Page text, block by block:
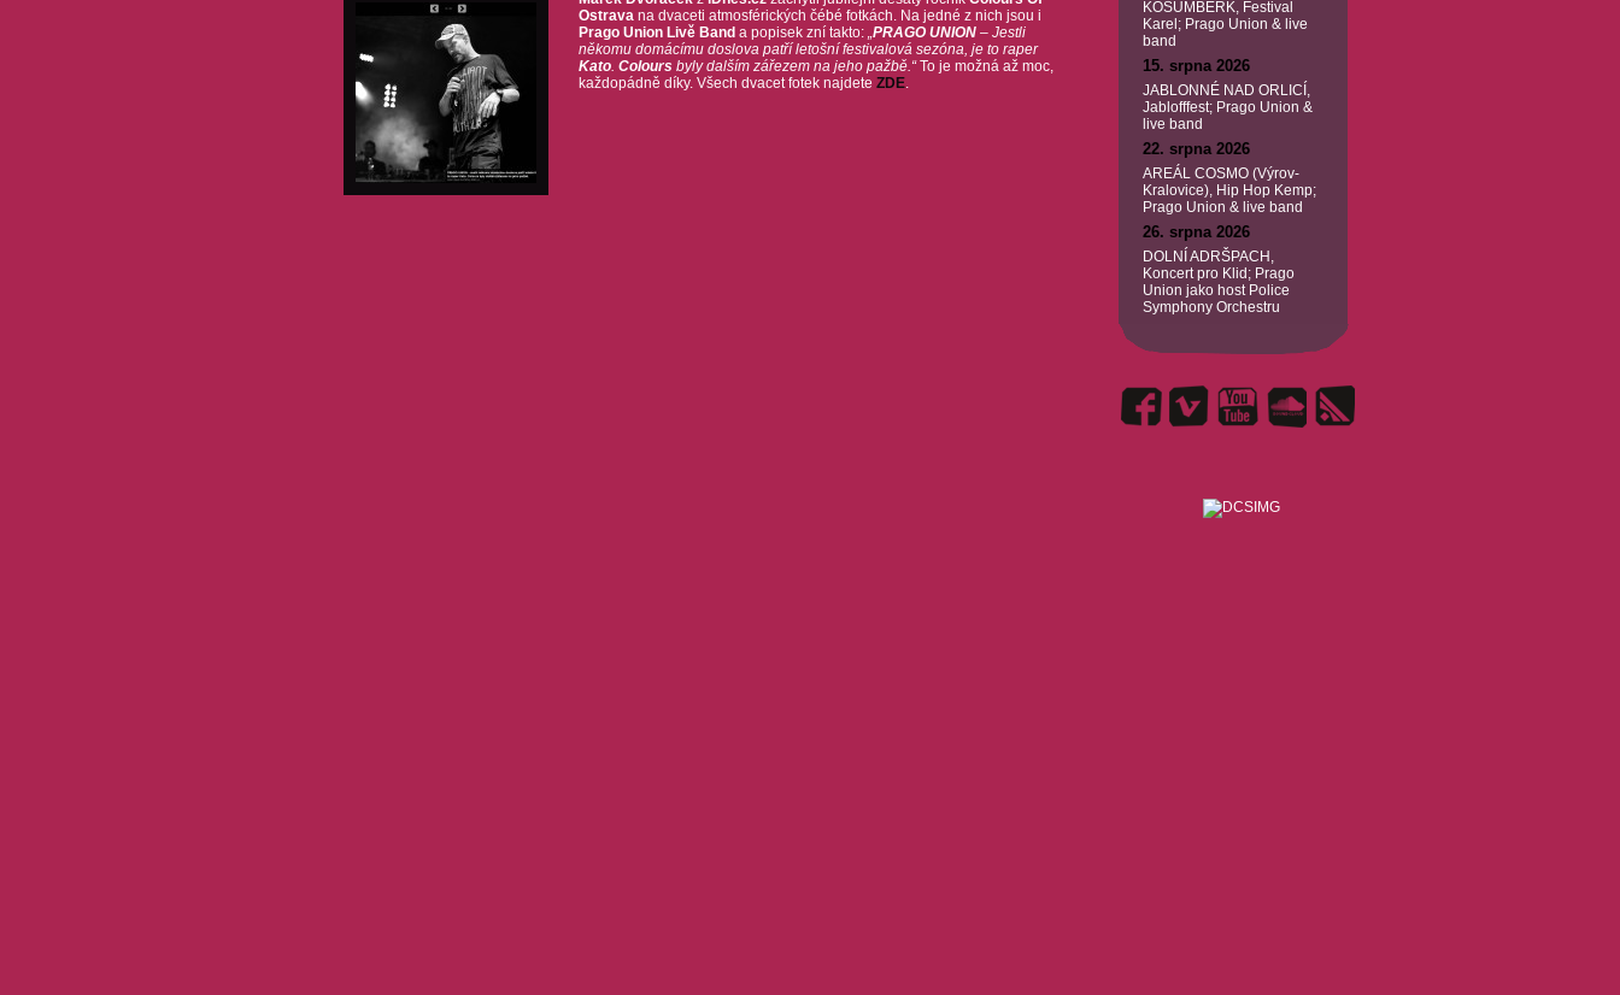
Ostravana dvaceti atmosférických čébé fotkách. Na jedné z nich jsou i
Prago Union Livě Band a popisek zní takto: „PRAGO UNION– Jestli
někomu domácímu doslova patří letošní festivalová sezóna, je to raper
Kato. Colours byly dalším zářezem na jeho pažbě.“To je možná až moc,
každopádně díky. Všech dvacet fotek najdete ZDE.
KOŠUMBERK, Festival
Karel; Prago Union & live
band
15. srpna 2026
JABLONNÉ NAD ORLICÍ,
Jablofffest; Prago Union &
live band
22. srpna 2026
AREÁL COSMO (Výrov-
Kralovice), Hip Hop Kemp;
Prago Union & live band
26. srpna 2026
DOLNÍ ADRŠPACH,
Koncert pro Klid; Prago
Union jako host Police
Symphony Orchestru